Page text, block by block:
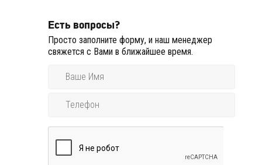
Есть вопросы?
Просто заполните форму, и наш менеджер
свяжется с Вами в ближайшее время.